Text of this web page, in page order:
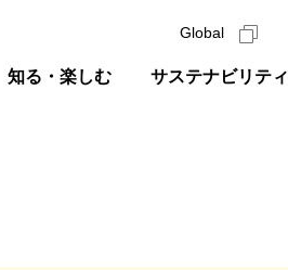
知る・楽しむ サステナビリティ
Global